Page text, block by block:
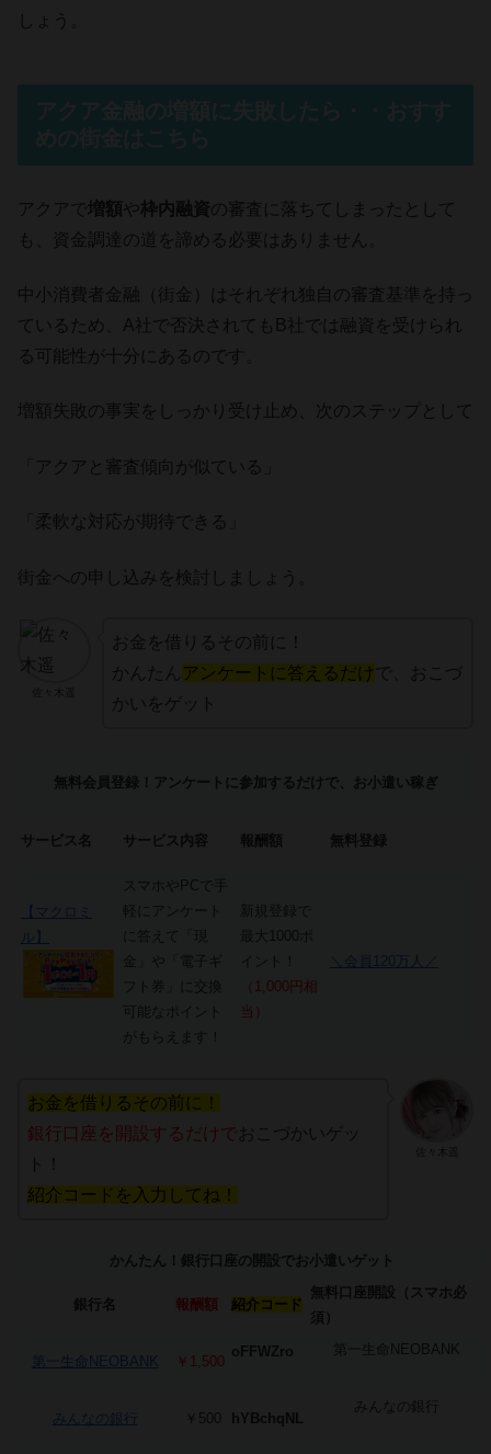
しょう。
アクアで 増額や枠内融資 の審査に落ちてしまったとして
も、資金調達の道を諦める必要はありません。
中小消費者金融（街金）はそれぞれ独自の審査基準を持っ
ているため、A社で否決されてもB社では融資を受けられ
る可能性が十分にあるのです。
増額失敗の事実をしっかり受け止め、次のステップとして
「アクアと審査傾向が似ている」
「柔軟な対応が期待できる」
街金への申し込みを検討しましょう。
佐々木遥
お金を借りるその前に！
かんたん アンケートに答えるだけ で、おこづ
かいをゲット
無料会員登録！アンケートに参加するだけで、お小遣い稼ぎ
サービス名 サービス内容 報酬額 無料登録
【マクロミ
ル】
スマホやPCで手
に答えて「現
金」や「電子ギ
フト券」に交換
可能なポイント
がもらえます！
新規登録で
最大1000ポ
イント！
（1,000円相
当）
＼会員120万人／
佐々木遥
お金を借りるその前に！
銀行口座を開設するだけで
おこづかいゲッ
ト！
紹介コードを入力してね！
かんたん！銀行口座の開設でお小遣いゲット
銀行名 報酬額 紹介コード
無料口座開設（スマホ必
須）
第一生命NEOBANK ￥1,500
oFFWZro 第一生命NEOBANK
みんなの銀行 ￥500 hYBchqNL
みんなの銀行